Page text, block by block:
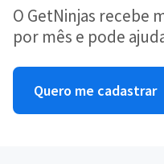
O GetNinjas recebe
por mês e pode
Quero me cadastrar